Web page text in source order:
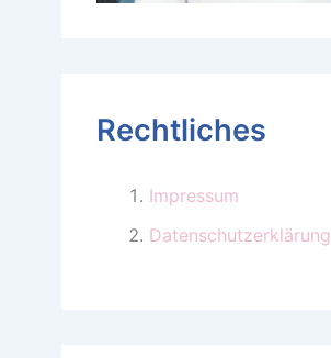
Rechtliches
Impressum
Datenschutzerklärung